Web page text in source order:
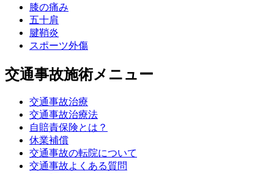
膝の痛み
五十肩
腱鞘炎
スポーツ外傷
交通事故施術メニュー
交通事故治療
交通事故治療法
自賠責保険とは？
休業補償
交通事故の転院について
交通事故よくある質問